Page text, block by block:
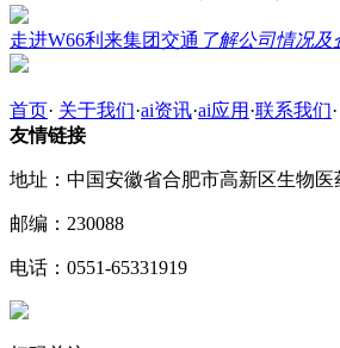
走进W66利来集团交通 了解公司情况及
首页· 关于我们·ai资讯·ai应用 ·联系我们·
友情链接
地址：中国安徽省合肥市高新区生物医
邮编：230088
电话：0551-65331919